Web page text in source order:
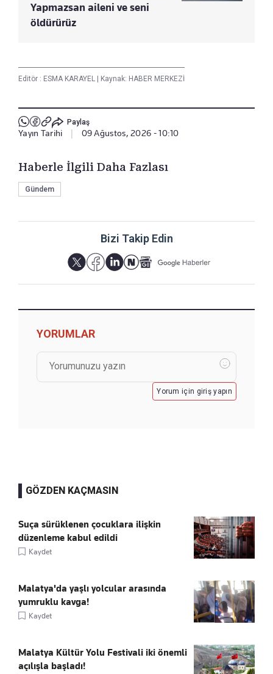
Yapmazsan aileni ve seni
öldürürüz
Editör : ESMA KARAYEL | Kaynak: HABER MERKEZİ
Paylaş
Yayın Tarihi | 09 Ağustos, 2026 - 10:10
Haberle İlgili Daha Fazlası
Gündem
Bizi Takip Edin
YORUMLAR
Yorum için giriş yapın
GÖZDEN KAÇMASIN
Suça sürüklenen çocuklara ilişkin
düzenleme kabul edildi
Kaydet
Malatya'da yaşlı yolcular arasında
yumruklu kavga!
Kaydet
Malatya Kültür Yolu Festivali iki önemli
açılışla başladı!